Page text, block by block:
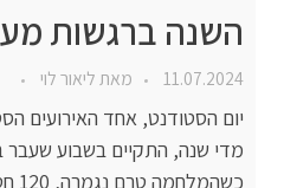
השנה ברגשות
11.07.2024 מאתליאור לוי
יום הסטודנט, אחד האירועים
מדי שנה, התקיים בשבוע שעבר